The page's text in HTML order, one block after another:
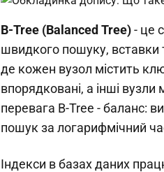
B-Tree (Balanced Tree)- це
швидкого пошуку, вставки
де кожен вузол містить
впорядковані, а інші вузли
перевага B-Tree - баланс:
пошук за логарифмічний
Індекси в базах даних